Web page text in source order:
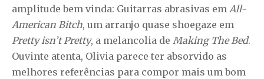
amplitude bem vinda: Guitarras abrasivas em All-
American Bitch, um arranjo quase shoegaze em
Pretty isn’t Pretty, a melancolia de Making The Bed.
Ouvinte atenta, Olivia parece ter absorvido as
melhores referências para compor mais um bom